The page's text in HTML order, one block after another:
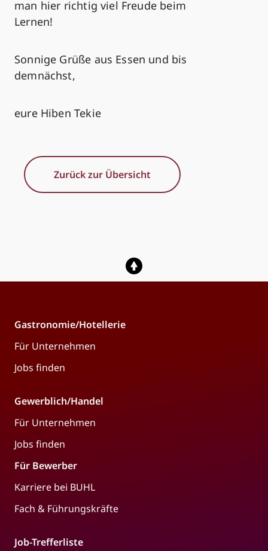
man hier richtig viel Freude beim
Lernen!
Sonnige Grüße aus Essen und bis
demnächst,
eure Hiben Tekie
Zurück zur Übersicht
Gastronomie/Hotellerie
Für Unternehmen
Jobs finden
Gewerblich/Handel
Für Unternehmen
Jobs finden
Für Bewerber
Karriere bei BUHL
Fach & Führungskräfte
Job-Trefferliste